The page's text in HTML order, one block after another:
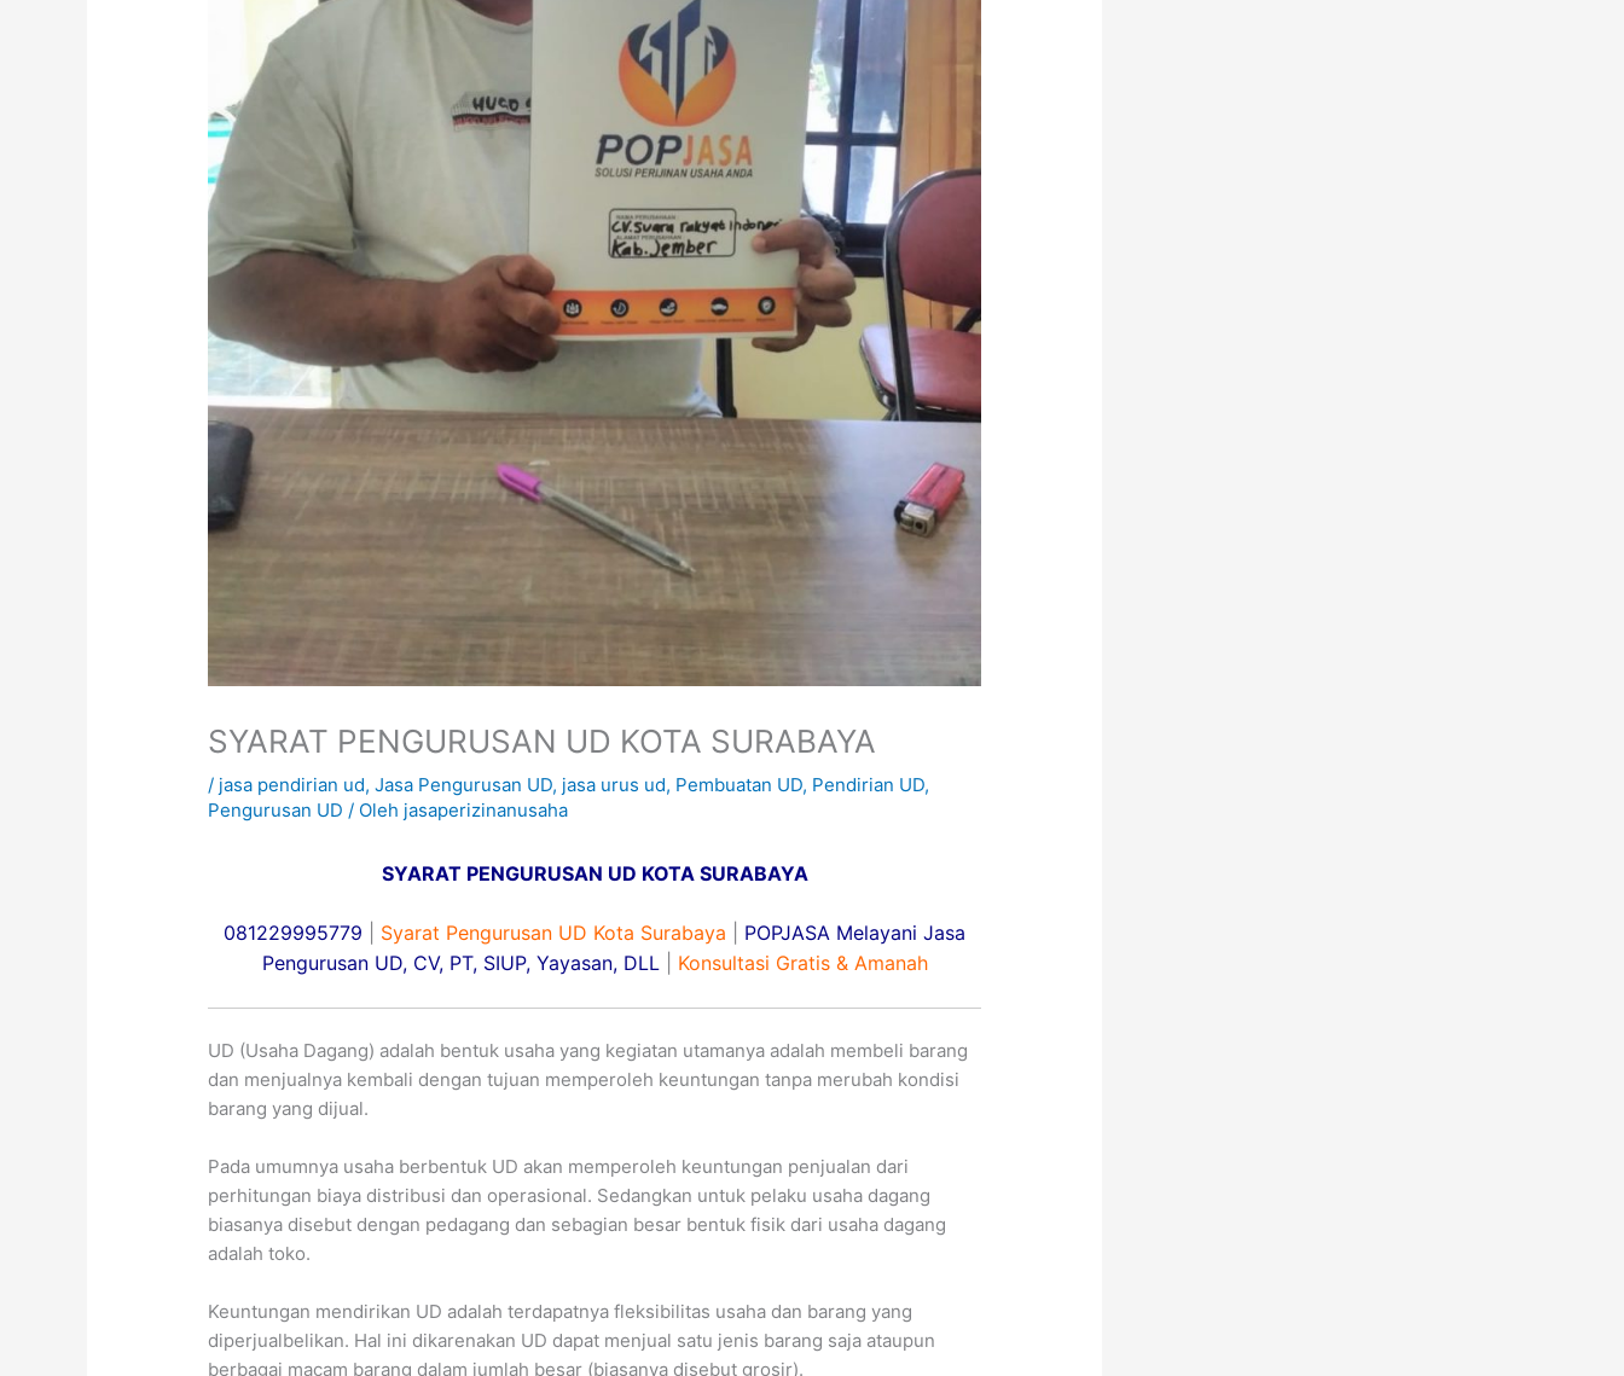
SYARAT PENGURUSAN UD KOTA SURABAYA
/ jasa pendirian ud,Jasa Pengurusan UD, jasa urus ud, Pembuatan UD, Pendirian UD,
Pengurusan UD / Oleh jasaperizinanusaha
SYARAT PENGURUSAN UD KOTA SURABAYA
081229995779 Syarat Pengurusan UD Kota Surabaya
POPJASA Melayani Jasa
Pengurusan UD, CV, PT, SIUP, Yayasan, DLL| Konsultasi Gratis & Amanah
UD (Usaha Dagang) adalah bentuk usaha yang kegiatan utamanya adalah membeli barang
dan menjualnya kembali dengan tujuan memperoleh keuntungan tanpa merubah kondisi
barang yang dijual.
Pada umumnya usaha berbentuk UD akan memperoleh keuntungan penjualan dari
perhitungan biaya distribusi dan operasional. Sedangkan untuk pelaku usaha dagang
biasanya disebut dengan pedagang dan sebagian besar bentuk fisik dari usaha dagang
adalah toko.
Keuntungan mendirikan UD adalah terdapatnya fleksibilitas usaha dan barang yang
diperjualbelikan. Hal ini dikarenakan UD dapat menjual satu jenis barang saja ataupun
berbagai macam barang dalam jumlah besar (biasanya disebut grosir).